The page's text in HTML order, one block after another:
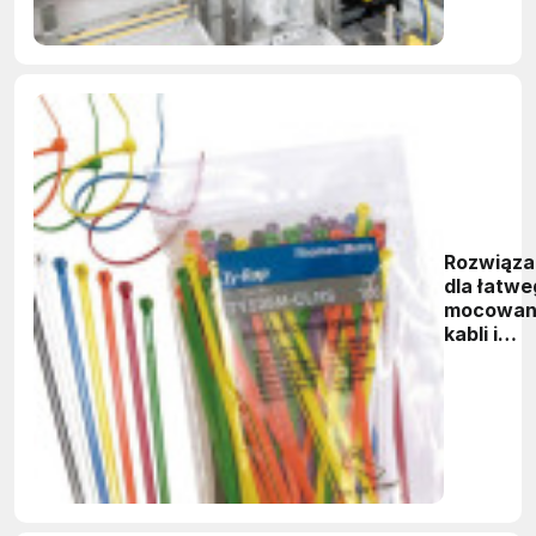
dla
kabli i